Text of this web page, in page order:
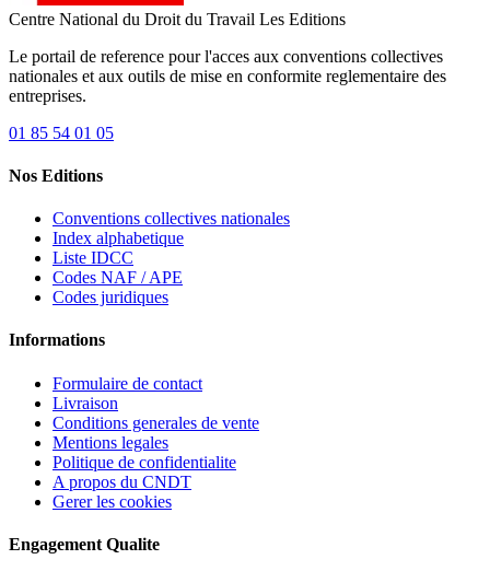
Centre National du Droit du Travail Les Editions
Le portail de reference pour l'acces aux conventions collectives
nationales et aux outils de mise en conformite reglementaire des
entreprises.
01 85 54 01 05
Nos Editions
Conventions collectives nationales
Index alphabetique
Liste IDCC
Codes NAF / APE
Codes juridiques
Informations
Formulaire de contact
Livraison
Conditions generales de vente
Mentions legales
Politique de confidentialite
A propos du CNDT
Gerer les cookies
Engagement Qualite